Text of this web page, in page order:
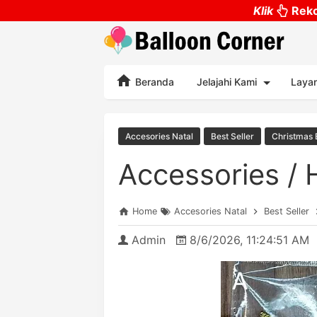
Klik
Beranda Jelajahi Kami
Accesories Natal Best Seller Christmas
Accessories /
Home Accesories Natal Best Seller
Admin 8/6/2026, 11:24:51 AM